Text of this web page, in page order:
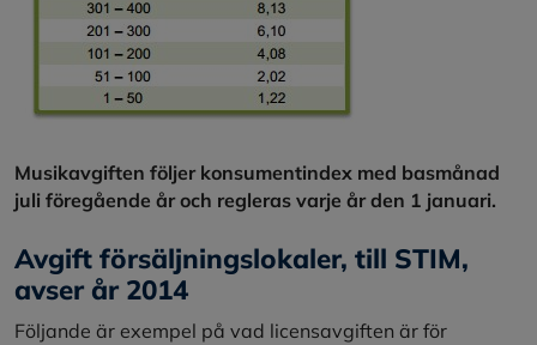
Musikavgiften följer konsumentindex med basmånad
juli föregående år och regleras varje år den 1 januari.
Avgift försäljningslokaler, till STIM,
avser år 2014
Följande är exempel på vad licensavgiften är för